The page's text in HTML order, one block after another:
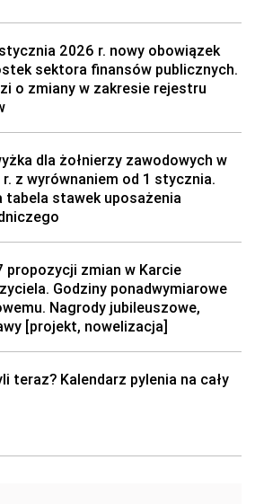
2026 r. nowy obowiązek
sektora finansów publicznych.
o zmiany w zakresie rejestru
dla żołnierzy zawodowych w
z wyrównaniem od 1 stycznia.
tabela stawek uposażenia
propozycji zmian w Karcie
Godziny ponadwymiarowe
Nagrody jubileuszowe,
[projekt, nowelizacja]
teraz? Kalendarz pylenia na cały